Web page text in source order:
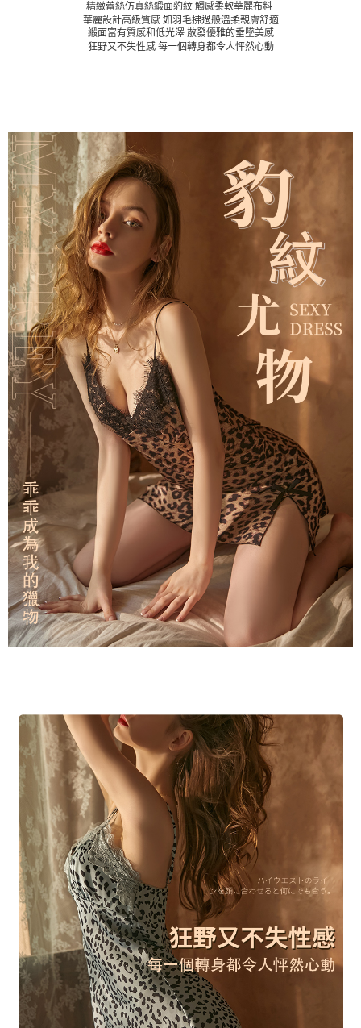
精緻蕾絲仿真絲緞面豹紋 觸感柔軟華麗布料
華麗設計高級質感 如羽毛拂過般溫柔親膚舒適
緞面富有質感和低光澤 散發優雅的垂墜美感
狂野又不失性感 每一個轉身都令人怦然心動